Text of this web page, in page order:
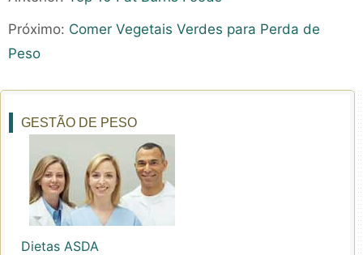
Próximo: Comer Vegetais Verdes para Perda de
Peso
GESTÃO DE PESO
Dietas ASDA